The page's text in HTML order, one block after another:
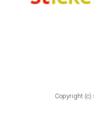
Copyright